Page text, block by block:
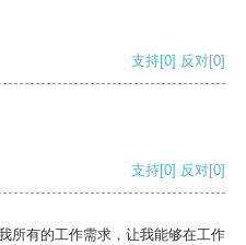
支持[0] 反对[0]
支持[0] 反对[0]
所有的工作需求，让我能够在工作